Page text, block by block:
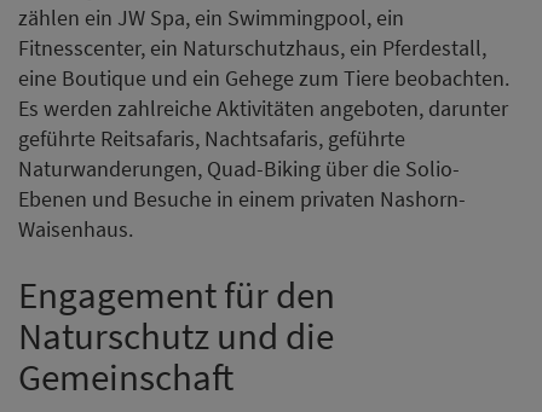
zählen ein JW Spa, ein Swimmingpool, ein
Fitnesscenter, ein Naturschutzhaus, ein Pferdestall,
eine Boutique und ein Gehege zum Tiere beobachten.
Es werden zahlreiche Aktivitäten angeboten, darunter
geführte Reitsafaris, Nachtsafaris, geführte
Naturwanderungen, Quad-Biking über die Solio-
Ebenen und Besuche in einem privaten Nashorn-
Waisenhaus.
Engagement für den
Naturschutz und die
Gemeinschaft